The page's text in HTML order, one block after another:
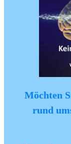
Möchten
rund